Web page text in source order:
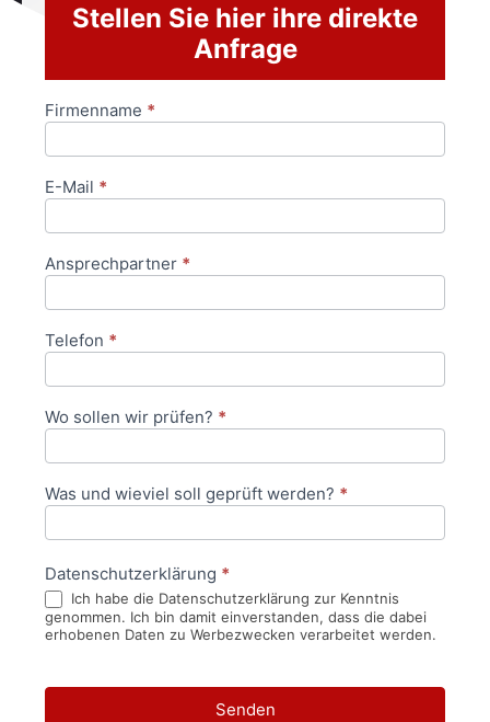
Stellen Sie hier ihre direkte
Anfrage
Anfrageformular
Firmenname *
E-Mail *
Ansprechpartner *
Telefon *
Wo sollen wir prüfen? *
Was und wieviel soll geprüft werden? *
Datenschutzerklärung *
Ich habe die Datenschutzerklärung zur Kenntnis
genommen. Ich bin damit einverstanden, dass die dabei
erhobenen Daten zu Werbezwecken verarbeitet werden.
Senden